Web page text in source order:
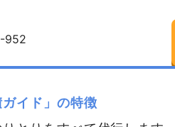
ガイド」の特徴